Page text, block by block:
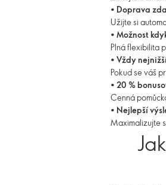
• Doprava
Užijte si
• Možnost
Plná flexibilita
• Vždy
Pokud se váš
• 20 %
Cenná
• Nejlepší
Maximalizujte